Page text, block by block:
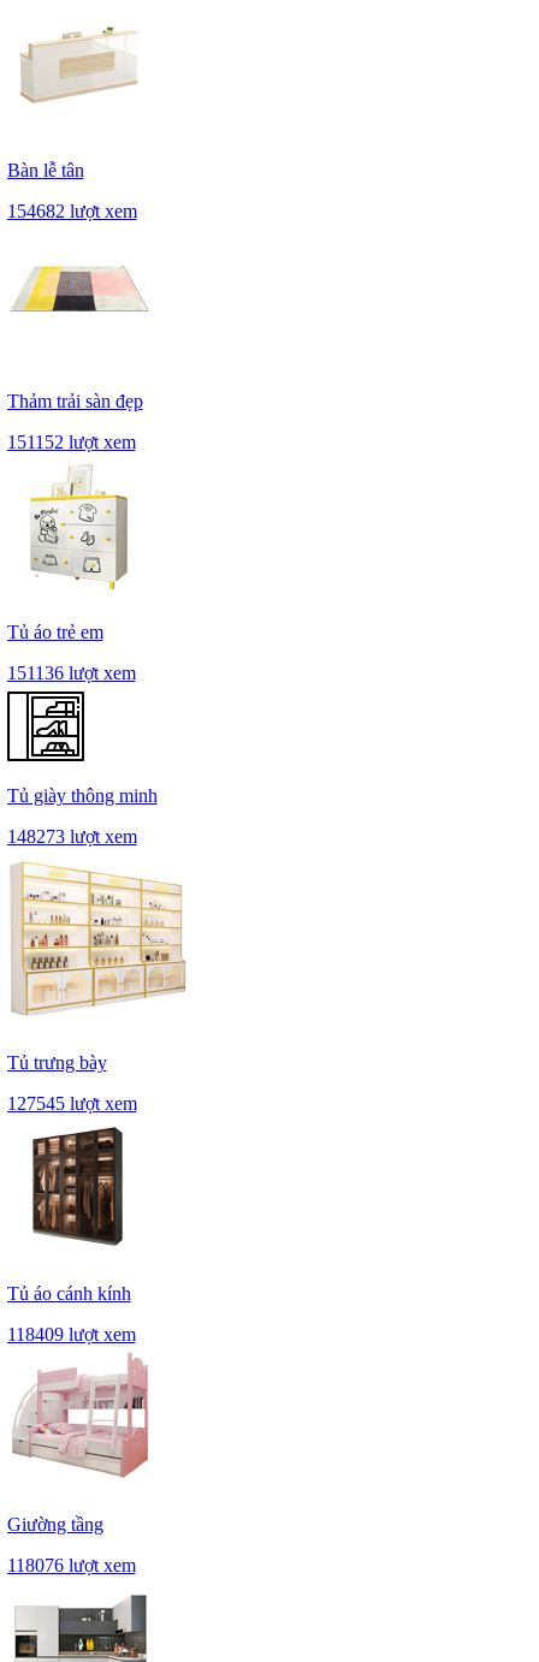
Bàn lễ tân
154682 lượt xem
Thảm trải sàn đẹp
151152 lượt xem
Tủ áo trẻ em
151136 lượt xem
Tủ giày thông minh
148273 lượt xem
Tủ trưng bày
127545 lượt xem
Tủ áo cánh kính
118409 lượt xem
Giường tầng
118076 lượt xem